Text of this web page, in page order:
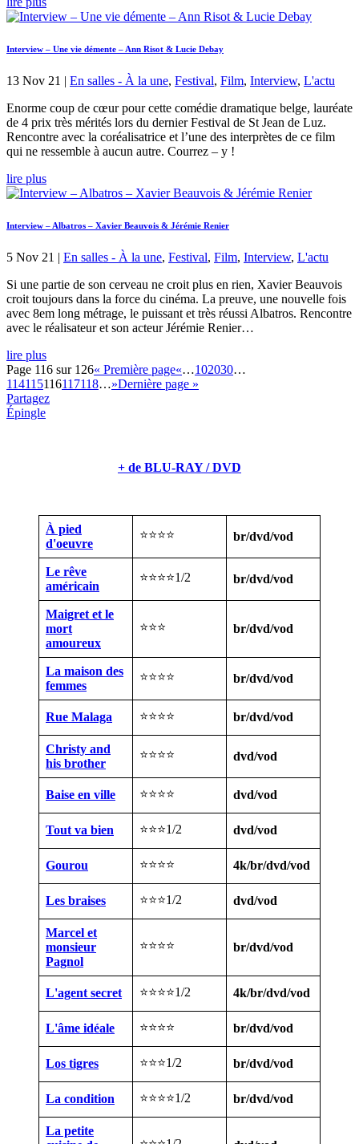
Interview – Une vie démente – Ann Risot & Lucie Debay
13 Nov 21 | En salles - À la une, Festival, Film, Interview, L'actu
Enorme coup de cœur pour cette comédie dramatique belge, lauréate
de 4 prix très mérités lors du dernier Festival de St Jean de Luz.
Rencontre avec la coréalisatrice et l’une des interprètes de ce film
qui ne ressemble à aucun autre. Courrez – y !
lire plus
Interview – Albatros – Xavier Beauvois & Jérémie Renier
5 Nov 21 | En salles - À la une, Festival, Film, Interview, L'actu
Si une partie de son cerveau ne croit plus en rien, Xavier Beauvois
croit toujours dans la force du cinéma. La preuve, une nouvelle fois
avec 8em long métrage, le puissant et très réussi Albatros. Rencontre
avec le réalisateur et son acteur Jérémie Renier…
lire plus
Page 116 sur 126« Première page«…102030…
114115116117118…»Dernière page »
Partagez
Épingle
+ de BLU-RAY / DVD
À pied
d'oeuvre
⭐⭐⭐⭐ br/dvd/vod
Le rêve
américain
⭐⭐⭐⭐1/2 br/dvd/vod
Maigret et le
mort
amoureux
⭐⭐⭐ br/dvd/vod
La maison des
femmes
⭐⭐⭐⭐ br/dvd/vod
Rue Malaga ⭐⭐⭐⭐ br/dvd/vod
Christy and
his brother
⭐⭐⭐⭐ dvd/vod
Baise en ville ⭐⭐⭐⭐ dvd/vod
Tout va bien ⭐⭐⭐1/2 dvd/vod
Gourou ⭐⭐⭐⭐ 4k/br/dvd/vod
Les braises ⭐⭐⭐1/2 dvd/vod
Marcel et
monsieur
Pagnol
⭐⭐⭐⭐ br/dvd/vod
L'agent secret ⭐⭐⭐⭐1/2 4k/br/dvd/vod
L'âme idéale ⭐⭐⭐⭐ br/dvd/vod
Los tigres ⭐⭐⭐1/2 br/dvd/vod
La condition ⭐⭐⭐⭐1/2 br/dvd/vod
La petite